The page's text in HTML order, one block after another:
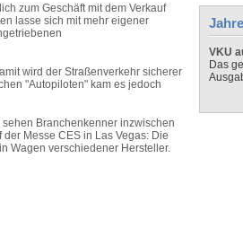
zum Geschäft mit dem Verkauf
lasse sich mit mehr eigener
wird der Straßenverkehr sicherer
"Autopiloten" kam es jedoch
Branchenkenner inzwischen
Messe CES in Las Vegas: Die
Wagen verschiedener Hersteller.
VKU
Das